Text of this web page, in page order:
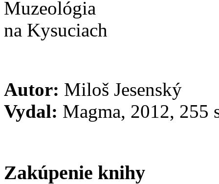
Autor: Miloš Jesenský
Vydal: Magma, 2012, 255
Zakúpenie knihy